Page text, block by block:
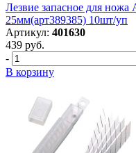
Лезвие запасное для ножа
25мм(арт389385) 10шт/уп
Артикул: 401630
439 руб.
-
В корзину